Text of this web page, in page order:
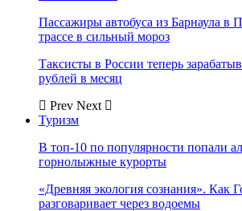
Пассажиры автобуса из Барнаула в
трассе в сильный мороз
Таксисты в России теперь
рублей в месяц
Prev Next
Туризм
В топ-10 по популярности попали
горнолыжные курорты
«Древняя экология сознания». Как
разговаривает через водоемы